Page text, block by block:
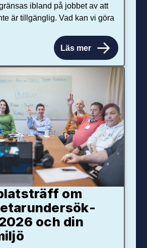
ibland på jobbet av att
är tillgänglig. Vad kan vi göra
Läs mer
om
och din